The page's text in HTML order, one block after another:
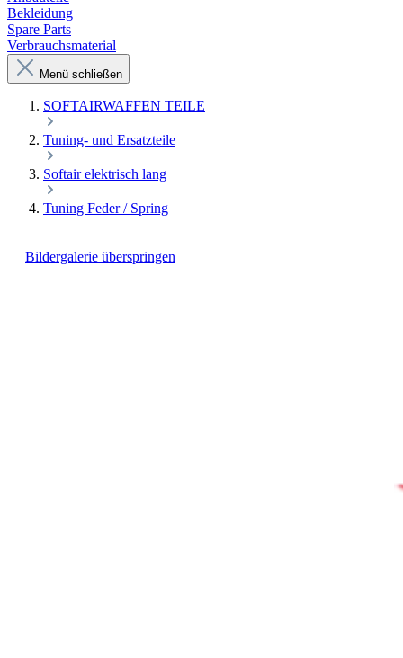
Bekleidung
Spare Parts
Verbrauchsmaterial
Menü schließen
SOFTAIRWAFFEN TEILE
Tuning- und Ersatzteile
Softair elektrisch lang
Tuning Feder / Spring
Bildergalerie überspringen